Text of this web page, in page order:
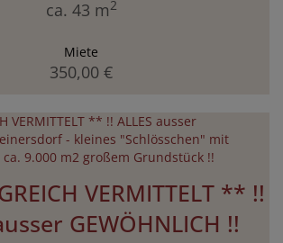
ca. 43 m2
Miete
350,00 €
VERMITTELT ** !!
GEWÖHNLICH !!